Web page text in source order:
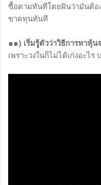
ซื้อตามทันทีโดยฝันว่ามันต้อ
ขาดทุนทันที
๑๑) เริ่มรู้ตัวว่าวิธีการหาหุ้น
เพราะวงในก็ไม่ได้เก่งอะไ